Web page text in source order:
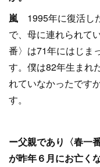
嵐 1995年に復活し
で、母に連れられて
番〉は71年にはじま
す。僕は82年生まれ
れていなかったです
す。
ー父親であり〈春一
が昨年６月にお亡く